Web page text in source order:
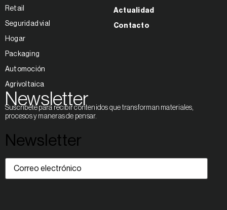
Retail
Seguridad vial
Hogar
Packaging
Automoción
Agrivoltaica
Actualidad
Contacto
Newsletter
Suscríbete para recibir contenidos que transforman materiales,
procesos y maneras de pensar.
Newsletter
Correo
electrónico(Obligatorio)